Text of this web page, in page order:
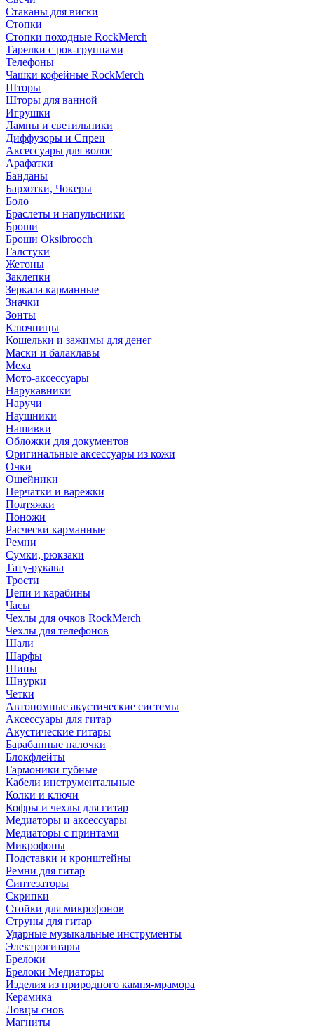
Стаканы для виски
Стопки
Стопки походные RockMerch
Тарелки с рок-группами
Телефоны
Чашки кофейные RockMerch
Шторы
Шторы для ванной
Игрушки
Лампы и светильники
Диффузоры и Спреи
Аксессуары для волос
Арафатки
Банданы
Бархотки, Чокеры
Боло
Браслеты и напульсники
Броши
Броши Oksibrooch
Галстуки
Жетоны
Заклепки
Зеркала карманные
Значки
Зонты
Ключницы
Кошельки и зажимы для денег
Маски и балаклавы
Меха
Мото-аксессуары
Нарукавники
Наручи
Наушники
Нашивки
Обложки для документов
Оригинальные аксессуары из кожи
Очки
Ошейники
Перчатки и варежки
Подтяжки
Поножи
Расчески карманные
Ремни
Сумки, рюкзаки
Тату-рукава
Трости
Цепи и карабины
Часы
Чехлы для очков RockMerch
Чехлы для телефонов
Шали
Шарфы
Шипы
Шнурки
Четки
Автономные акустические системы
Аксессуары для гитар
Акустические гитары
Барабанные палочки
Блокфлейты
Гармоники губные
Кабели инструментальные
Колки и ключи
Кофры и чехлы для гитар
Медиаторы и аксессуары
Медиаторы с принтами
Микрофоны
Подставки и кронштейны
Ремни для гитар
Синтезаторы
Скрипки
Стойки для микрофонов
Струны для гитар
Ударные музыкальные инструменты
Электрогитары
Брелоки
Брелоки Медиаторы
Изделия из природного камня-мрамора
Керамика
Ловцы снов
Магниты